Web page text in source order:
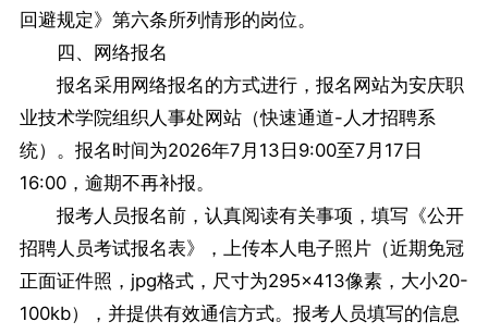
回避规定》第六条所列情形的岗位。
四、网络报名
报名采用网络报名的方式进行，报名网站为安庆职
业技术学院组织人事处网站（快速通道-人才招聘系
统）。报名时间为2026年7月13日9:00至7月17日
16:00，逾期不再补报。
报考人员报名前，认真阅读有关事项，填写《公开
招聘人员考试报名表》，上传本人电子照片（近期免冠
正面证件照，jpg格式，尺寸为295×413像素，大小20-
100kb），并提供有效通信方式。报考人员填写的信息